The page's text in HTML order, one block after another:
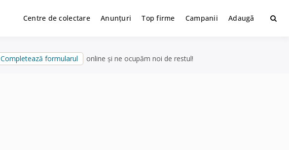
Centre de colectare Anunțuri Top firme Campanii Adaugă
Completează formularul online și ne ocupăm noi de restul!